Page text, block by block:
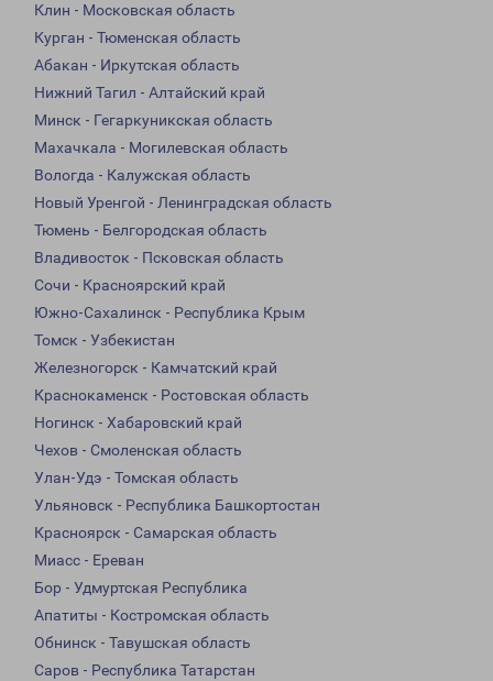
Клин - Московская область
Курган - Тюменская область
Абакан - Иркутская область
Нижний Тагил - Алтайский край
Минск - Гегаркуникская область
Махачкала - Могилевская область
Вологда - Калужская область
Новый Уренгой - Ленинградская область
Тюмень - Белгородская область
Владивосток - Псковская область
Сочи - Красноярский край
Южно-Сахалинск - Республика Крым
Томск - Узбекистан
Железногорск - Камчатский край
Краснокаменск - Ростовская область
Ногинск - Хабаровский край
Чехов - Смоленская область
Улан-Удэ - Томская область
Ульяновск - Республика Башкортостан
Красноярск - Самарская область
Миасс - Ереван
Бор - Удмуртская Республика
Апатиты - Костромская область
Обнинск - Тавушская область
Саров - Республика Татарстан